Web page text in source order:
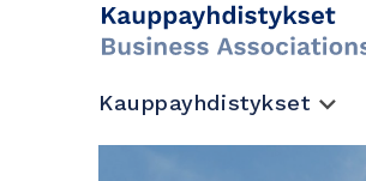
Kauppayhdistykset